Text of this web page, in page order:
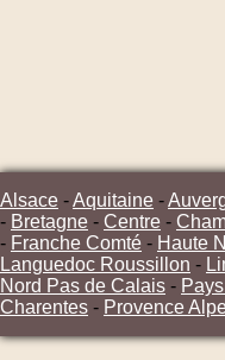
Alsace -Aquitaine -
- Bretagne - Centre -
- Franche Comté - Haute
Languedoc Roussillon -
Nord Pas de Calais -
Charentes - Provence